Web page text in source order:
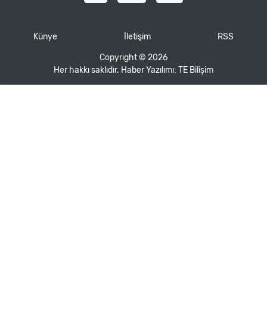
Künye İletişim RSS
Copyright © 2026
Her hakkı saklıdır. Haber Yazılımı: TE Bilişim